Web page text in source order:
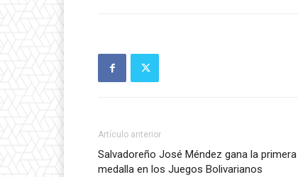
Artículo anterior
Salvadoreño José Méndez gana la primera
medalla en los Juegos Bolivarianos